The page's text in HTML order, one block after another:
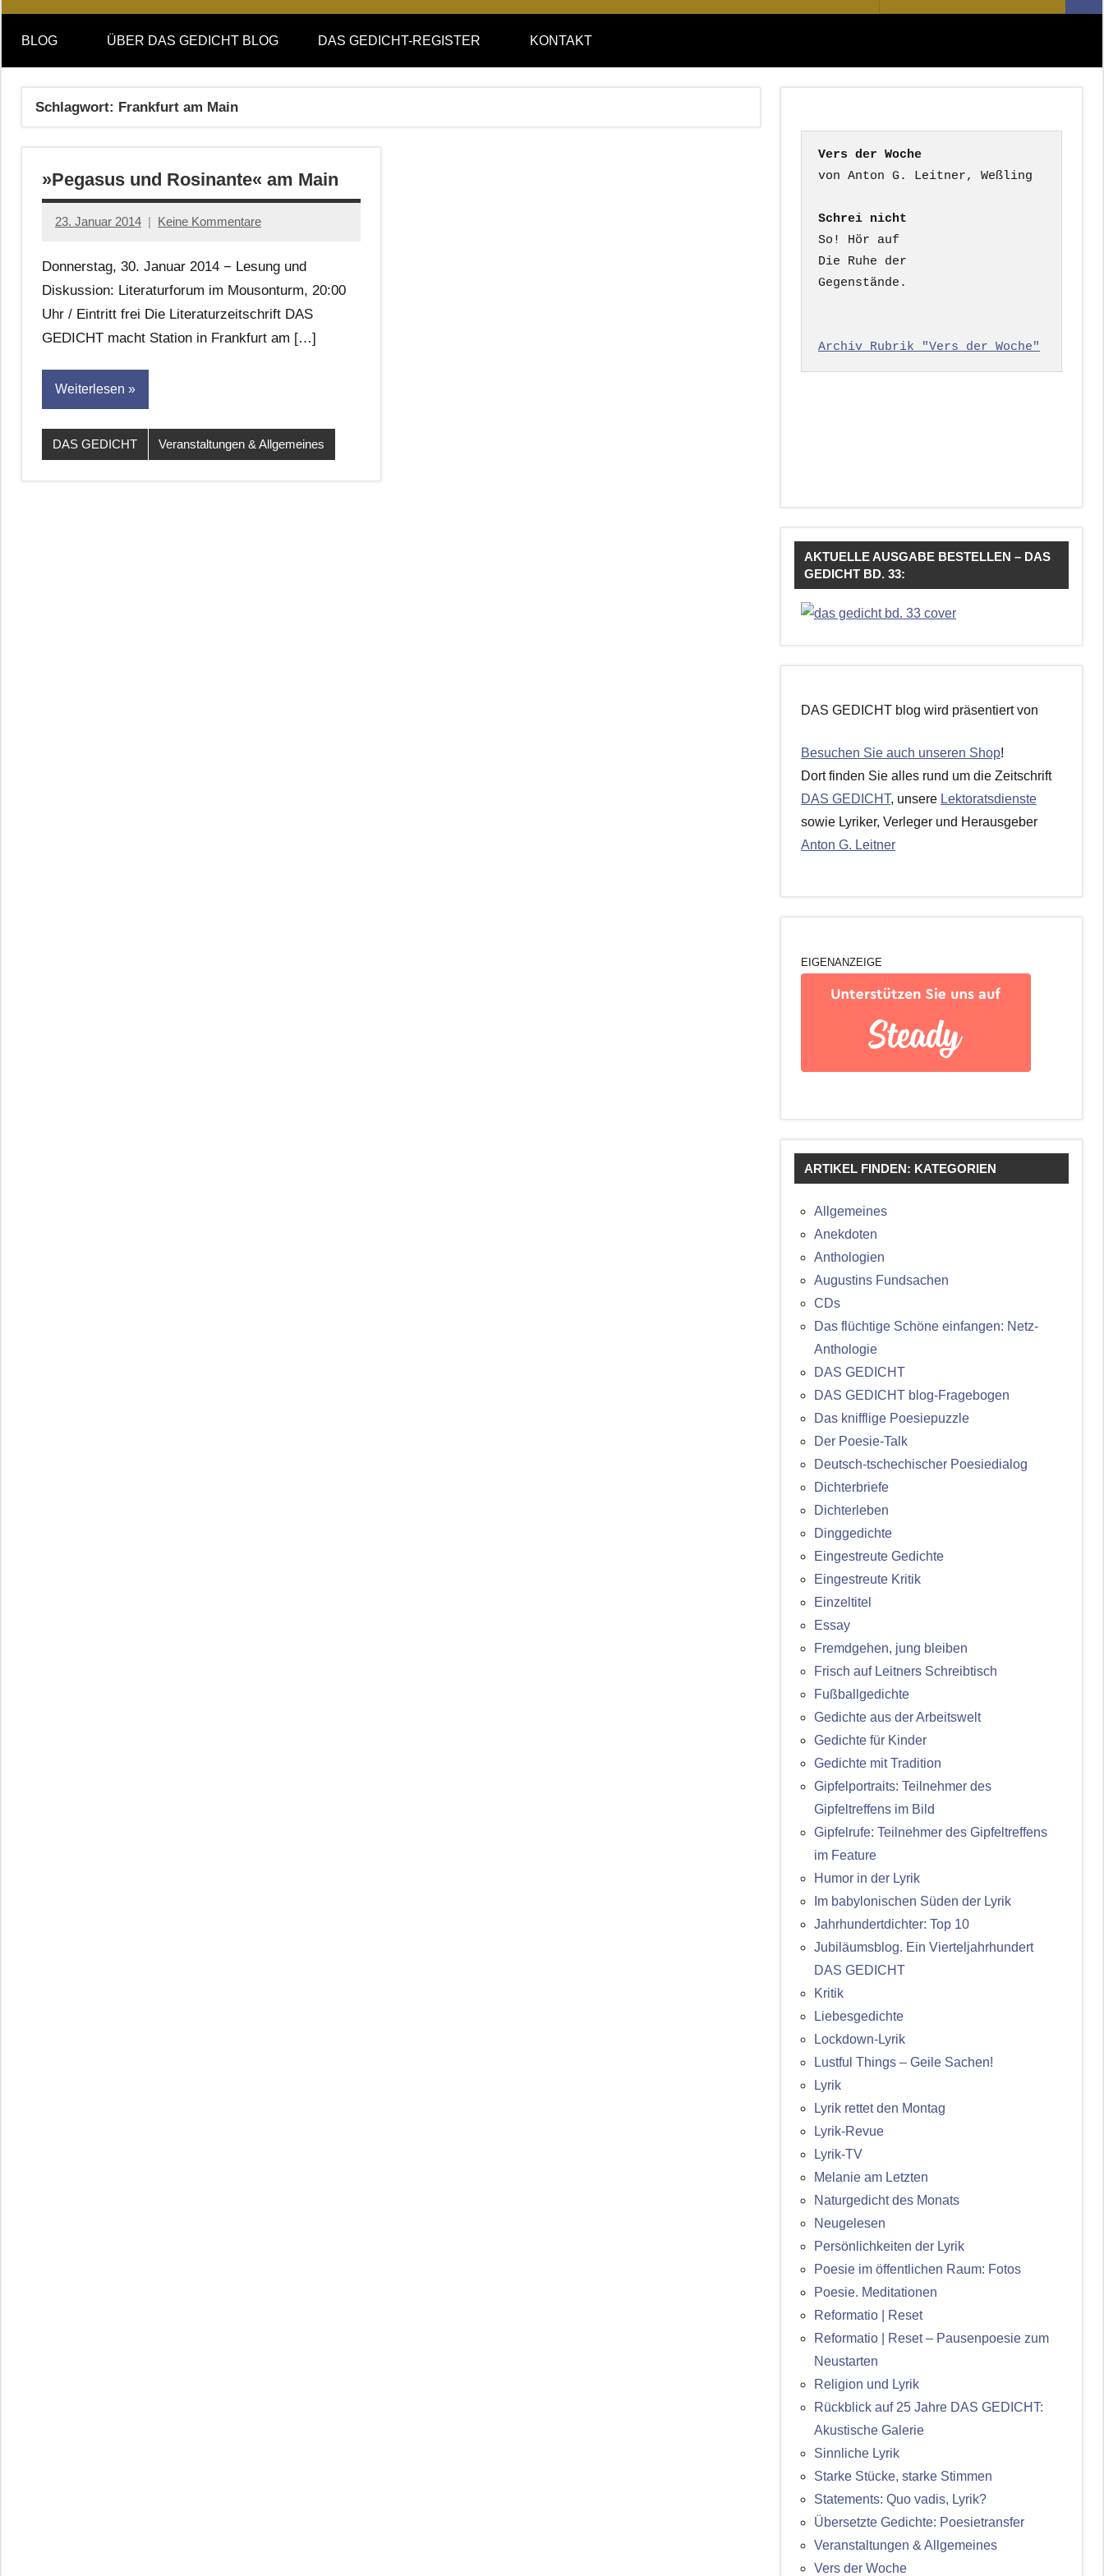
DAS
GEDICHT
blog
DAS
GEDICHT.
Zeitschrift
nach:
BLOG ÜBER DAS GEDICHT BLOG DAS GEDICHT-REGISTER KONTAKT
Schlagwort: Frankfurt am Main
»Pegasus und Rosinante« am Main
23. Januar 2014
Anton
Leitner
Keine Kommentare
Donnerstag, 30. Januar 2014 − Lesung und
Diskussion: Literaturforum im Mousonturm, 20:00
Uhr / Eintritt frei Die Literaturzeitschrift DAS
GEDICHT macht Station in Frankfurt am […]
Weiterlesen
DAS GEDICHT Veranstaltungen & Allgemeines
Vers der Woche
Schrei nicht
So! Hör auf
Die Ruhe der
Gegenstände.
Archiv Rubrik "Vers der Woche"
AKTUELLE AUSGABE BESTELLEN – DAS
GEDICHT BD. 33:
DAS GEDICHT blog wird präsentiert von
Besuchen Sie auch unseren Shop!
Dort finden Sie alles rund um die Zeitschrift
DAS GEDICHT, unsere Lektoratsdienste
sowie Lyriker, Verleger und Herausgeber
Anton G. Leitner
EIGENANZEIGE
ARTIKEL FINDEN: KATEGORIEN
Allgemeines
Anekdoten
Anthologien
Augustins Fundsachen
CDs
Das flüchtige Schöne einfangen: Netz-
Anthologie
DAS GEDICHT
DAS GEDICHT blog-Fragebogen
Das knifflige Poesiepuzzle
Der Poesie-Talk
Deutsch-tschechischer Poesiedialog
Dichterbriefe
Dichterleben
Dinggedichte
Eingestreute Gedichte
Eingestreute Kritik
Einzeltitel
Essay
Fremdgehen, jung bleiben
Frisch auf Leitners Schreibtisch
Fußballgedichte
Gedichte aus der Arbeitswelt
Gedichte für Kinder
Gedichte mit Tradition
Gipfelportraits: Teilnehmer des
Gipfeltreffens im Bild
Gipfelrufe: Teilnehmer des Gipfeltreffens
im Feature
Humor in der Lyrik
Im babylonischen Süden der Lyrik
Jahrhundertdichter: Top 10
Jubiläumsblog. Ein Vierteljahrhundert
DAS GEDICHT
Kritik
Liebesgedichte
Lockdown-Lyrik
Lustful Things – Geile Sachen!
Lyrik
Lyrik rettet den Montag
Lyrik-Revue
Lyrik-TV
Melanie am Letzten
Naturgedicht des Monats
Neugelesen
Persönlichkeiten der Lyrik
Poesie im öffentlichen Raum: Fotos
Poesie. Meditationen
Reformatio | Reset
Reformatio | Reset – Pausenpoesie zum
Neustarten
Religion und Lyrik
Rückblick auf 25 Jahre DAS GEDICHT:
Akustische Galerie
Sinnliche Lyrik
Starke Stücke, starke Stimmen
Statements: Quo vadis, Lyrik?
Übersetzte Gedichte: Poesietransfer
Veranstaltungen & Allgemeines
Vers der Woche